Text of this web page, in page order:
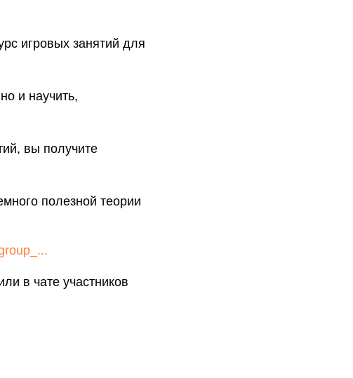
игровых занятий для
и научить,
вы получите
полезной теории
в чате участников